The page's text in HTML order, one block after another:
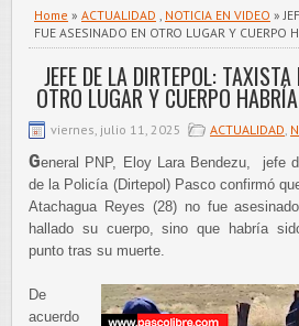
Home » ACTUALIDAD , NOTICIA EN VIDEO »
FUE ASESINADO EN OTRO LUGAR Y CUERPO
JEFE DE LA DIRTEPOL:
OTRO LUGAR Y CUERPO
viernes, julio 11, 2025 ACTUALIDAD,
General PNP, Eloy Lara Bendezu, jefe
de la Policía (Dirtepol) Pasco confirmó
Atachagua Reyes (28) no fue
hallado su cuerpo, sino que habría
punto tras su muerte.
De
acuerdo